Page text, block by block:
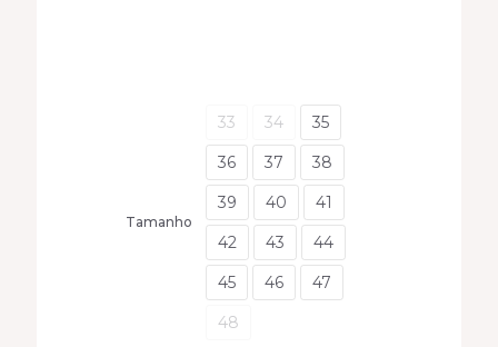
Tamanho
33 34
35
36
37
38
39
40
41
42
43
44
45
46
47
48